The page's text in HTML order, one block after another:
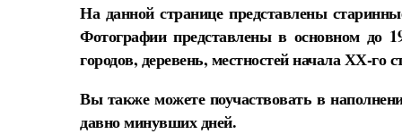
На данной странице представлены
Фотографии представлены в основном до
городов, деревень, местностей начала ХХ-го
Вы также можете поучаствовать в
давно минувших дней.